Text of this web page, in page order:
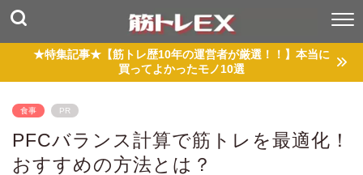
★特集記事★【筋トレ歴10年の運営者が厳選！！】本当に
買ってよかったモノ10選
食事 PR
PFCバランス計算で筋トレを最適化！
おすすめの方法とは？